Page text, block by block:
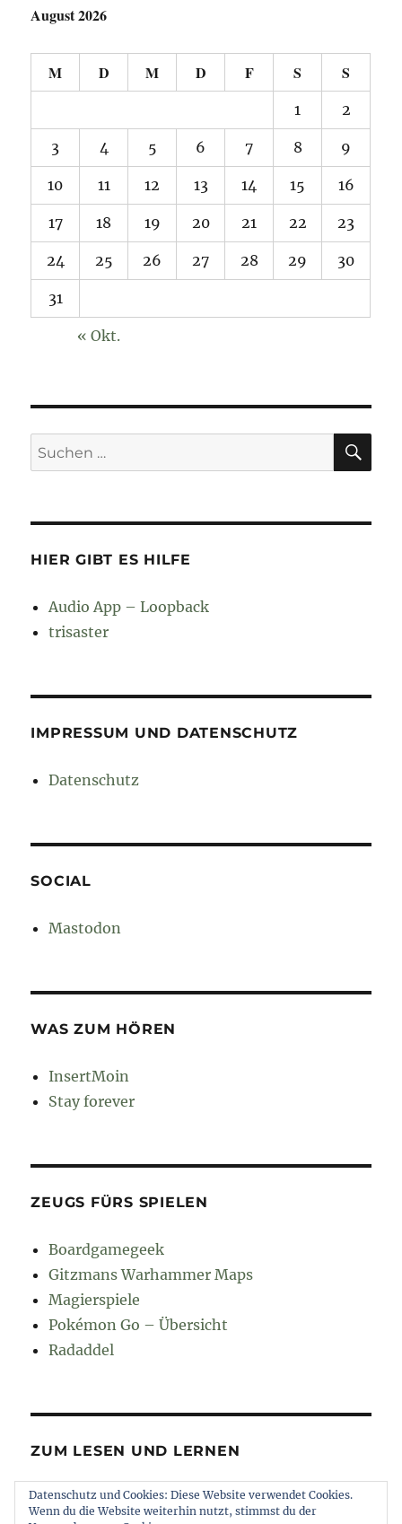
August 2026
M D M D F S S
1 2
3 4 5 6 7 8 9
10 11 12 13 14 15 16
17 18 19 20 21 22 23
24 25 26 27 28 29 30
31
« Okt.
Suchen
nach:
HIER GIBT ES HILFE
Audio App – Loopback
trisaster
IMPRESSUM UND DATENSCHUTZ
Datenschutz
SOCIAL
Mastodon
WAS ZUM HÖREN
InsertMoin
Stay forever
ZEUGS FÜRS SPIELEN
Boardgamegeek
Gitzmans Warhammer Maps
Magierspiele
Pokémon Go – Übersicht
Radaddel
ZUM LESEN UND LERNEN
Euroncap
Datenschutz und Cookies: Diese Website verwendet Cookies.
Wenn du die Website weiterhin nutzt, stimmst du der